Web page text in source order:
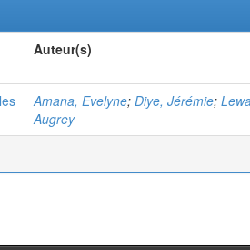
Auteur(s)
Amana, Evelyne; Diye, Jérémie;
Augrey